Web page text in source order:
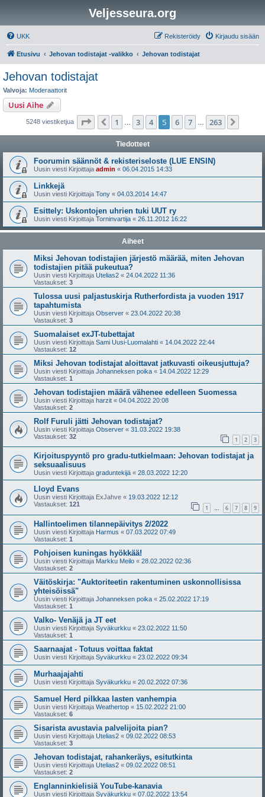
Veljesseura.org
UKK Kirjaudu sisään
Rekisteröidy
Etusivu Jehovan todistajat -valikko Jehovan todistajat
Jehovan todistajat
Valvoja: Moderaattorit
Uusi Aihe
5248 viestiketjua Sivu /263
Edellinen
1 3 4 5 6 7 263
Tiedotteet
Foorumin säännöt & rekisteriseloste (LUE ENSIN)
Uusin viesti Kirjoittaja admin « 06.04.2015 14:33
Linkkejä
Uusin viesti Kirjoittaja Tony « 04.03.2014 14:47
Esittely: Uskontojen uhrien tuki UUT ry
Uusin viesti Kirjoittaja Torninvartija « 26.11.2012 16:22
Aiheet
Miksi Jehovan todistajien järjestö määrää, miten Jehovan
todistajien pitää pukeutua?
Uusin viesti Kirjoittaja Utelias2 « 24.04.2022 11:36
Vastaukset: 3
Tulossa uusi paljastuskirja Rutherfordista ja vuoden 1917
tapahtumista
Uusin viesti Kirjoittaja Observer « 23.04.2022 20:38
Vastaukset: 3
Suomalaiset exJT-tubettajat
Uusin viesti Kirjoittaja Sami Uusi-Luomalahti « 14.04.2022 22:44
Vastaukset: 12
Miksi Jehovan todistajat aloittavat jatkuvasti oikeusjuttuja?
Uusin viesti Kirjoittaja Johanneksen poika « 14.04.2022 12:29
Vastaukset: 1
Jehovan todistajien määrä vähenee edelleen Suomessa
Uusin viesti Kirjoittaja harzit « 04.04.2022 20:08
Vastaukset: 2
Rolf Furuli jätti Jehovan todistajat?
Uusin viesti Kirjoittaja Observer « 31.03.2022 19:38
Vastaukset: 32 1 2 3
Kirjoituspyyntö pro gradu-tutkielmaan: Jehovan todistajat ja
seksuaalisuus
Uusin viesti Kirjoittaja graduntekijä « 28.03.2022 12:20
Lloyd Evans
Uusin viesti Kirjoittaja ExJahve « 19.03.2022 12:12
Vastaukset: 121 1 … 6 7 8 9
Hallintoelimen tilannepäivitys 2/2022
Uusin viesti Kirjoittaja Harmus « 07.03.2022 07:49
Vastaukset: 1
Pohjoisen kuningas hyökkää!
Uusin viesti Kirjoittaja Markku Meilo « 28.02.2022 02:36
Vastaukset: 2
Väitöskirja: "Auktoriteetin rakentuminen uskonnollisissa
yhteisöissä"
Uusin viesti Kirjoittaja Johanneksen poika « 25.02.2022 17:19
Vastaukset: 1
Valko- Venäjä ja JT eet
Uusin viesti Kirjoittaja Syväkurkku « 23.02.2022 11:50
Vastaukset: 1
Saarnaajat - Totuus voittaa faktat
Uusin viesti Kirjoittaja Syväkurkku « 23.02.2022 09:34
Murhaajajahti
Uusin viesti Kirjoittaja Syväkurkku « 20.02.2022 07:36
Samuel Herd pilkkaa lasten vanhempia
Uusin viesti Kirjoittaja Weathertop « 15.02.2022 21:00
Vastaukset: 6
Sisarista avustavia palvelijoita pian?
Uusin viesti Kirjoittaja Utelias2 « 09.02.2022 08:53
Vastaukset: 3
Jehovan todistajat, rahankeräys, esitutkinta
Uusin viesti Kirjoittaja Utelias2 « 09.02.2022 08:51
Vastaukset: 2
Englanninkielisiä YouTube-kanavia
Uusin viesti Kirjoittaja Syväkurkku « 07.02.2022 13:54